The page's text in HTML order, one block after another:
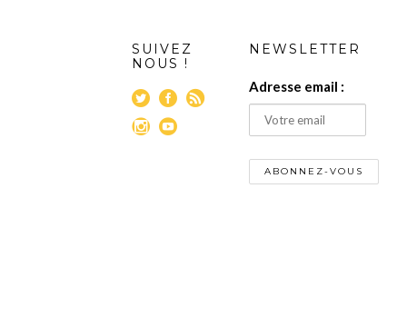
SUIVEZ
NOUS !
NEWSLETTER
Adresse email :